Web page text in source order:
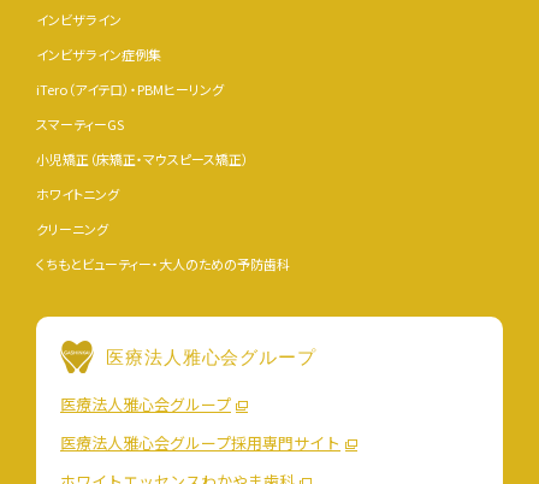
インビザライン
インビザライン症例集
iTero（アイテロ）・PBMヒーリング
スマーティーGS
小児矯正（床矯正・マウスピース矯正）
ホワイトニング
クリーニング
くちもとビューティー・大人のための予防歯科
医療法人雅心会グループ
医療法人雅心会グループ
医療法人雅心会グループ採用専門サイト